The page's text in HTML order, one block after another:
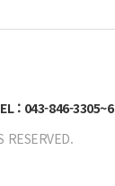
: 043-846-3305~6
RESERVED.